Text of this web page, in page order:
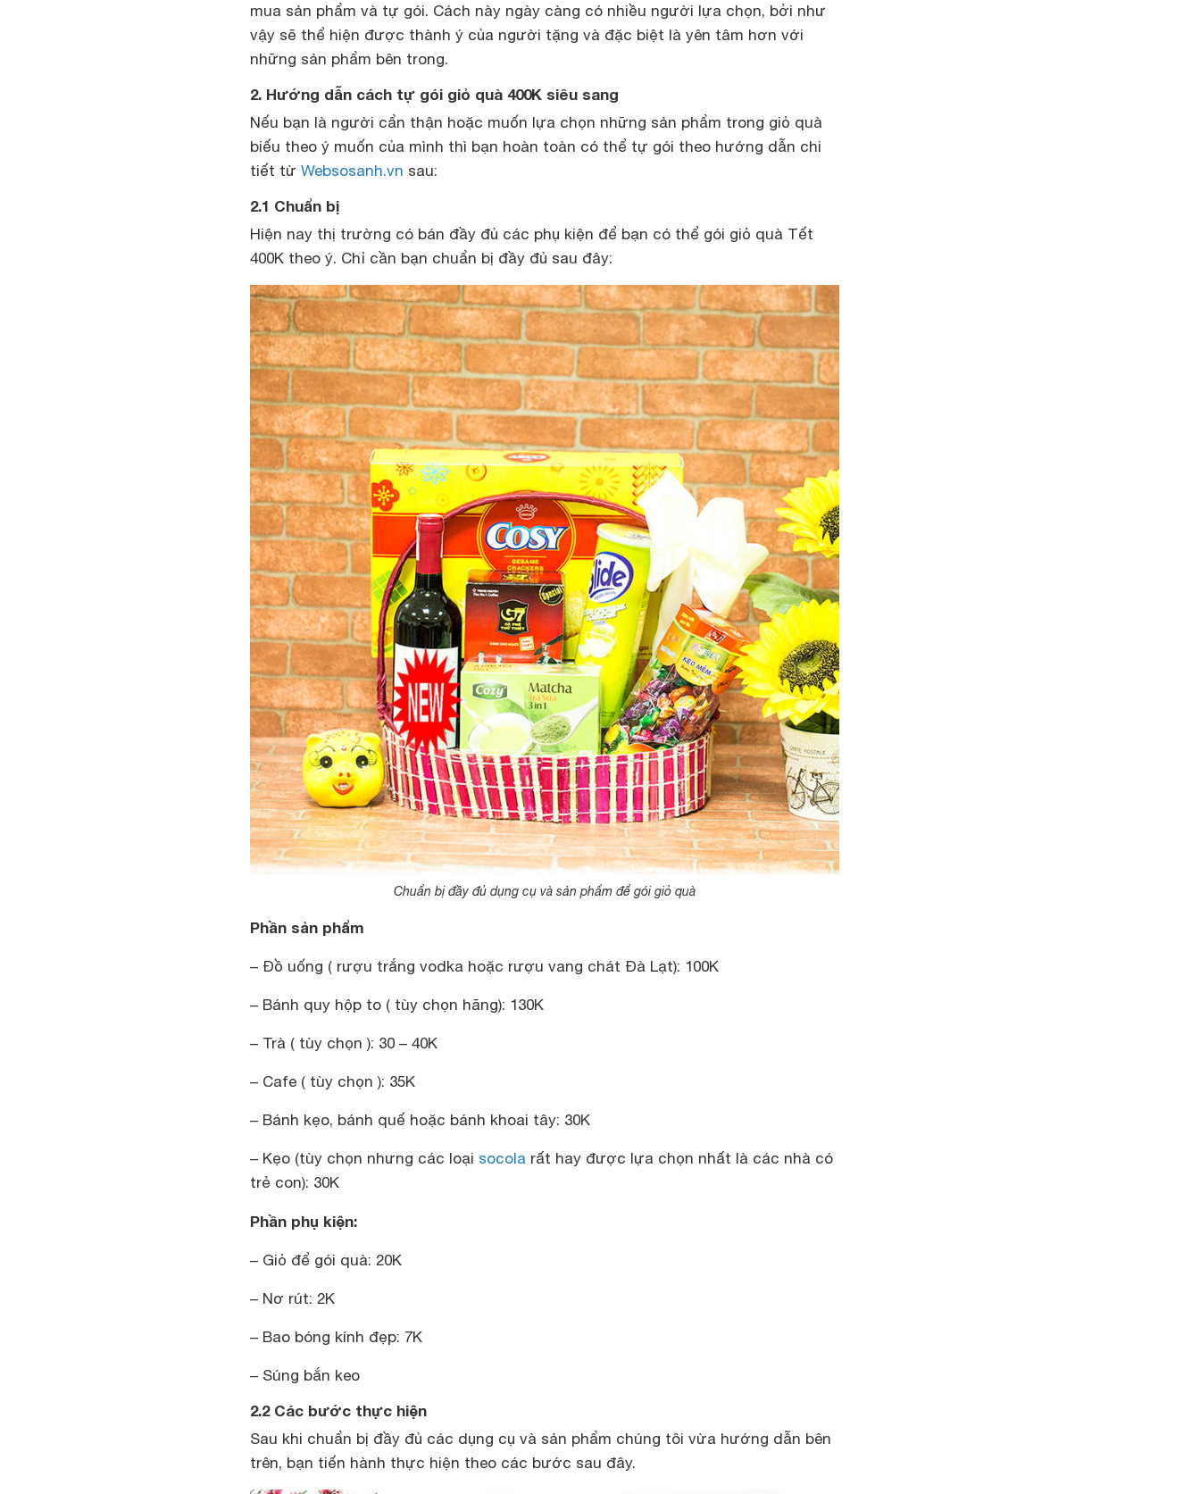
mua sản phẩm và tự gói. Cách này ngày càng có nhiều người lựa chọn, bởi như
vậy sẽ thể hiện được thành ý của người tặng và đặc biệt là yên tâm hơn với
những sản phẩm bên trong.
2. Hướng dẫn cách tự gói giỏ quà 400K siêu sang
Nếu bạn là người cẩn thận hoặc muốn lựa chọn những sản phẩm trong giỏ quà
biếu theo ý muốn của mình thì bạn hoàn toàn có thể tự gói theo hướng dẫn chi
tiết từ Websosanh.vn sau:
2.1 Chuẩn bị
Hiện nay thị trường có bán đầy đủ các phụ kiện để bạn có thể gói giỏ quà Tết
400K theo ý. Chỉ cần bạn chuẩn bị đầy đủ sau đây:
Chuẩn bị đầy đủ dụng cụ và sản phẩm để gói giỏ quà
Phần sản phẩm
– Đồ uống ( rượu trắng vodka hoặc rượu vang chát Đà Lạt): 100K
– Bánh quy hộp to ( tùy chọn hãng): 130K
– Trà ( tùy chọn ): 30 – 40K
– Cafe ( tùy chọn ): 35K
– Bánh kẹo, bánh quế hoặc bánh khoai tây: 30K
– Kẹo (tùy chọn nhưng các loại socola rất hay được lựa chọn nhất là các nhà có
trẻ con): 30K
Phần phụ kiện:
– Giỏ để gói quà: 20K
– Nơ rút: 2K
– Bao bóng kính đẹp: 7K
– Súng bắn keo
2.2 Các bước thực hiện
Sau khi chuẩn bị đầy đủ các dụng cụ và sản phẩm chúng tôi vừa hướng dẫn bên
trên, bạn tiến hành thực hiện theo các bước sau đây.